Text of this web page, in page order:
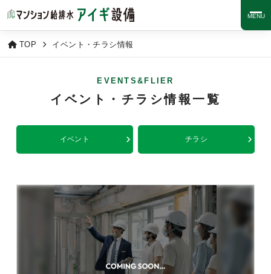
MENU
TOP イベント・チラシ情報
EVENTS&FLIER
イベント・チラシ情報一覧
イベント チラシ